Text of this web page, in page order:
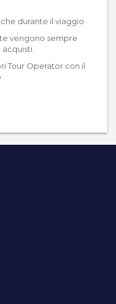
durante il viaggio
vengono sempre
Tour Operator con il